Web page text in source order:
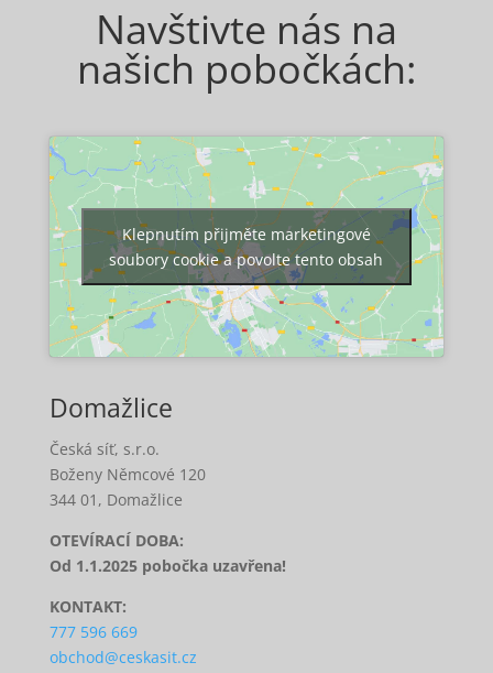
Navštivte nás na
našich pobočkách:
Klepnutím přijměte marketingové
soubory cookie a povolte tento obsah
Domažlice
Česká síť, s.r.o.
Boženy Němcové 120
344 01, Domažlice
OTEVÍRACÍ DOBA:
Od 1.1.2025 pobočka uzavřena!
KONTAKT:
777 596 669
obchod@ceskasit.cz